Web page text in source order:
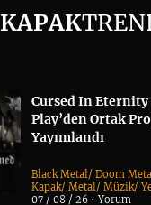
KAPAK
Cursed In
Play’den Ortak
Yayımlandı
Black Metal /Doom
Kapak/Metal /Müzik/
07 / 08 / 26 •Yorum